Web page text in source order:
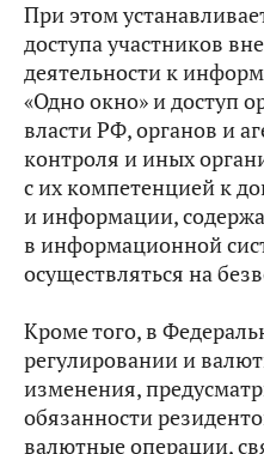
При этом
доступа участников
деятельности к
«Одно окно» и доступ
власти РФ, органов и
контроля и иных
с их компетенцией к
и информации,
в информационной
осуществляться на
Кроме того, в
регулировании и
изменения,
обязанности
валютные операции,